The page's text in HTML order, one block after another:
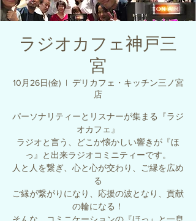
ラジオカフェ神戸三
宮
10月26日(金)
  |
デリカフェ・キッチン三ノ宮
店
パーソナリティーとリスナーが集まる『ラジ
オカフェ』
ラジオと言う、どこか懐かしい響きが『ほ
っ』と出来ラジオコミニティーです。
人と人を繋ぎ、心と心が交わり、ご縁を広め
る
ご縁が繋がりになり、応援の波となり、貢献
の輪になる！